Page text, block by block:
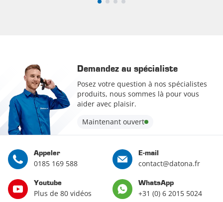
Demandez au spécialiste
Posez votre question à nos spécialistes
produits, nous sommes là pour vous
aider avec plaisir.
Maintenant ouvert
Appeler
0185 169 588
E-mail
contact@datona.fr
Youtube
Plus de 80 vidéos
WhatsApp
+31 (0) 6 2015 5024